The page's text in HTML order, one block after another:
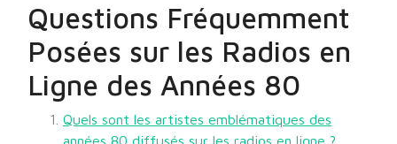
Questions Fréquemment
Posées sur les Radios en
Ligne des Années 80
Quels sont les artistes emblématiques des
années 80 diffusés sur les radios en ligne ?